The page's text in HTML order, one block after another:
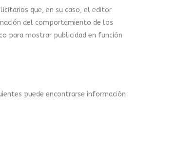
que, en su caso, el editor
del comportamiento de los
para mostrar publicidad en función
puede encontrarse información